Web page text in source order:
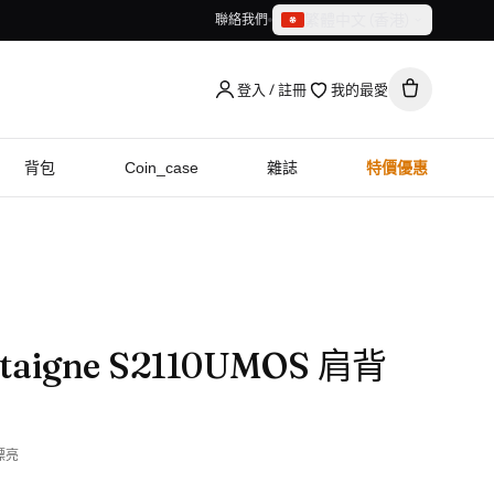
聯絡我們
繁體中文（香港）
登入 / 註冊
我的最愛
背包 Coin_case 雜誌 特價優惠
S2110UMOS 肩背
亮